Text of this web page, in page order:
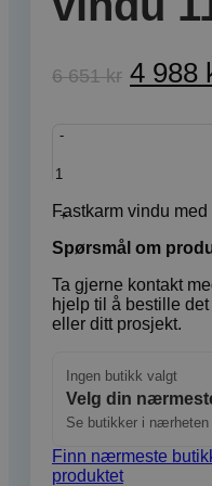
6 651kr 4 988
antall
Fastkarm vindu
Spørsmål om
Ta gjerne kontakt
hjelp til å bestille
eller ditt prosjekt.
Ingen butikk valgt
Velg din
Se butikker i nærheten
Finn nærmeste
produktet